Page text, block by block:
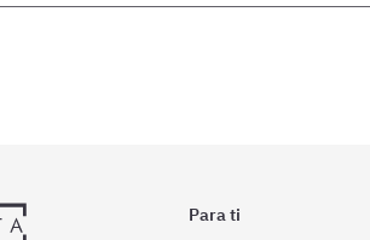
Para ti